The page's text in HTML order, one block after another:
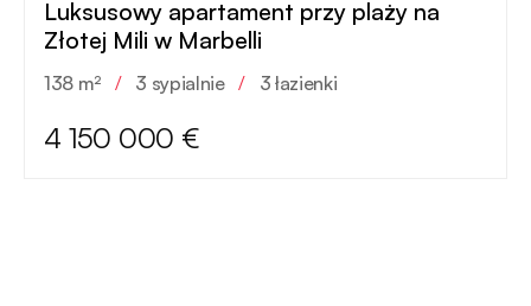
Luksusowy apartament przy plaży na
Złotej Mili w Marbelli
138 m² / 3 sypialnie / 3 łazienki
4 150 000 €